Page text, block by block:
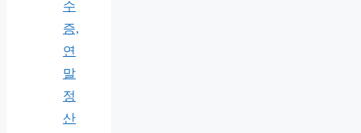
수
증,
연
말
정
산